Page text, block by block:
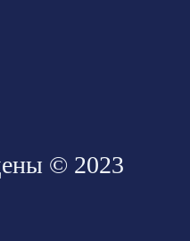
© 2023